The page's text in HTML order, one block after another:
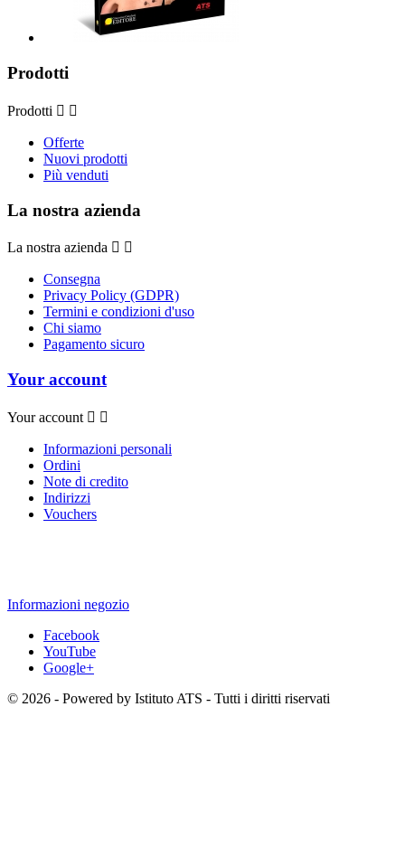
Prodotti
Prodotti  
Offerte
Nuovi prodotti
Più venduti
La nostra azienda
La nostra azienda  
Consegna
Privacy Policy (GDPR)
Termini e condizioni d'uso
Chi siamo
Pagamento sicuro
Your account
Your account  
Informazioni personali
Ordini
Note di credito
Indirizzi
Vouchers
Informazioni negozio
Facebook
YouTube
Google+
© 2026 - Powered by Istituto ATS - Tutti i diritti riservati